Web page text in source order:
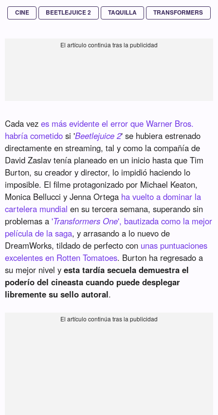
CINE BEETLEJUICE 2 TAQUILLA TRANSFORMERS
Cada vezes más evidente el error que Warner Bros.
habría cometido si 'Beetlejuice 2' se hubiera estrenado
directamente en streaming, tal y como la compañía de
David Zaslav tenía planeado en un inicio hasta que Tim
Burton, su creador y director, lo impidió haciendo lo
imposible. El filme protagonizado por Michael Keaton,
Monica Bellucci y Jenna Ortega ha vuelto a dominar la
cartelera mundial en su tercera semana, superando sin
problemas a'Transformers One', bautizada como la mejor
película de la saga, y arrasando a lo nuevo de
DreamWorks, tildado de perfecto con unas puntuaciones
excelentes en Rotten Tomatoes. Burton ha regresado a
su mejor nivel yesta tardía secuela demuestra el
poderío del cineasta cuando puede desplegar
libremente su sello autoral.